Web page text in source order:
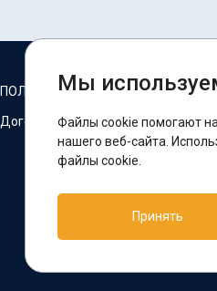
ПОЛИТИКА COOKIES
Договор оферты
Мы в
Мы
Файлы cookie помогают
нашего веб-сайта.
файлы cookie.
Принять